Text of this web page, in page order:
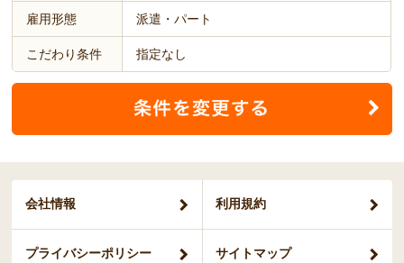
雇用形態 派遣・パート
こだわり条件 指定なし
会社情報 利用規約
プライバシーポリシー サイトマップ